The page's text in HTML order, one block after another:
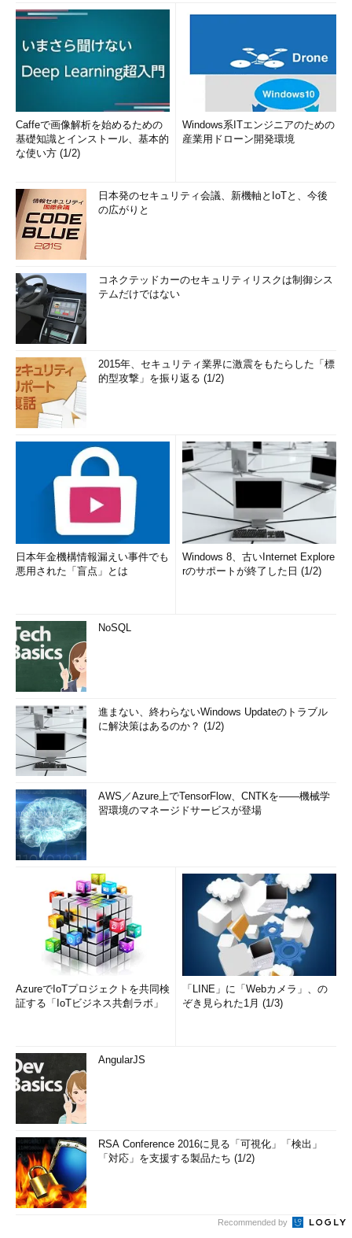
Caffeで画像解析を始めるための
基礎知識とインストール、基本的
な使い方 (1/2)
Windows系ITエンジニアのための
産業用ドローン開発環境
日本発のセキュリティ会議、新機軸とIoTと、今後
の広がりと
コネクテッドカーのセキュリティリスクは制御シス
テムだけではない
2015年、セキュリティ業界に激震をもたらした「標
的型攻撃」を振り返る (1/2)
日本年金機構情報漏えい事件でも
悪用された「盲点」とは
Windows 8、古いInternet Explore
rのサポートが終了した日 (1/2)
NoSQL
進まない、終わらないWindows Updateのトラブル
に解決策はあるのか？ (1/2)
AWS／Azure上でTensorFlow、CNTKを――機械学
習環境のマネージドサービスが登場
AzureでIoTプロジェクトを共同検
証する「IoTビジネス共創ラボ」
「LINE」に「Webカメラ」、の
ぞき見られた1月 (1/3)
AngularJS
RSA Conference 2016に見る「可視化」「検出」
「対応」を支援する製品たち (1/2)
Recommended by